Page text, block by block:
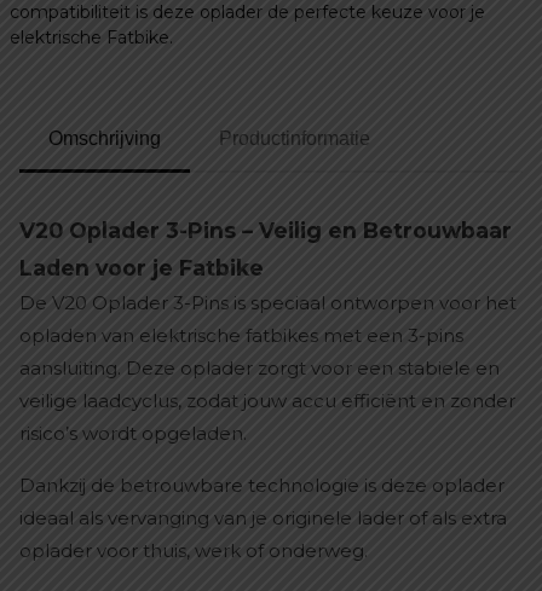
compatibiliteit is deze oplader de perfecte keuze voor je
elektrische Fatbike.
Omschrijving Productinformatie
V20 Oplader 3-Pins – Veilig en Betrouwbaar
Laden voor je Fatbike
De V20 Oplader 3-Pins is speciaal ontworpen voor het
opladen van elektrische fatbikes met een 3-pins
aansluiting. Deze oplader zorgt voor een stabiele en
veilige laadcyclus, zodat jouw accu efficiënt en zonder
risico’s wordt opgeladen.
Dankzij de betrouwbare technologie is deze oplader
ideaal als vervanging van je originele lader of als extra
oplader voor thuis, werk of onderweg.